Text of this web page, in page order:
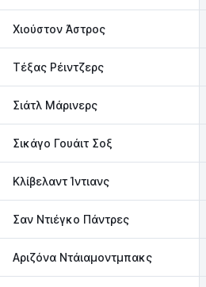
Χιούστον Άστρος
Τέξας Ρέιντζερς
Σιάτλ Μάρινερς
Σικάγο Γουάιτ Σοξ
Κλίβελαντ Ίντιανς
Σαν Ντιέγκο Πάντρες
Αριζόνα Ντάιαμοντμπακς